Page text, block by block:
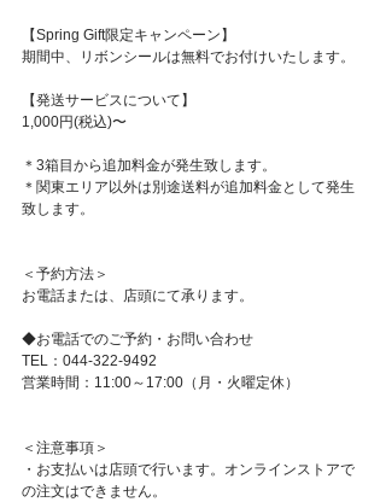
【Spring Gift限定キャンペーン】
期間中、リボンシールは無料でお付けいたします。
【発送サービスについて】
1,000円(税込)〜
＊3箱目から追加料金が発生致します。
＊関東エリア以外は別途送料が追加料金として発生
致します。
＜予約方法＞
お電話または、店頭にて承ります。
◆お電話でのご予約・お問い合わせ
TEL：044-322-9492
営業時間：11:00～17:00（月・火曜定休）
＜注意事項＞
・お支払いは店頭で行います。オンラインストアで
の注文はできません。